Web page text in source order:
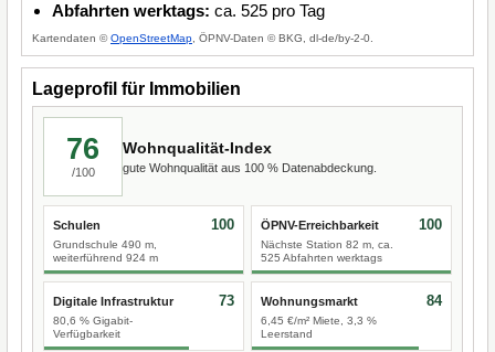
Abfahrten werktags: ca. 525 pro Tag
Kartendaten ©OpenStreetMap , ÖPNV-Daten © BKG, dl-de/by-2-0.
Lageprofil für Immobilien
76
/100
Wohnqualität-Index
gute Wohnqualität aus 100 % Datenabdeckung.
Schulen
Grundschule 490 m,
weiterführend 924 m
100 ÖPNV-Erreichbarkeit
Nächste Station 82 m, ca.
525 Abfahrten werktags
100
Digitale Infrastruktur
80,6 % Gigabit-
Verfügbarkeit
73 Wohnungsmarkt
6,45 €/m² Miete, 3,3 %
Leerstand
84